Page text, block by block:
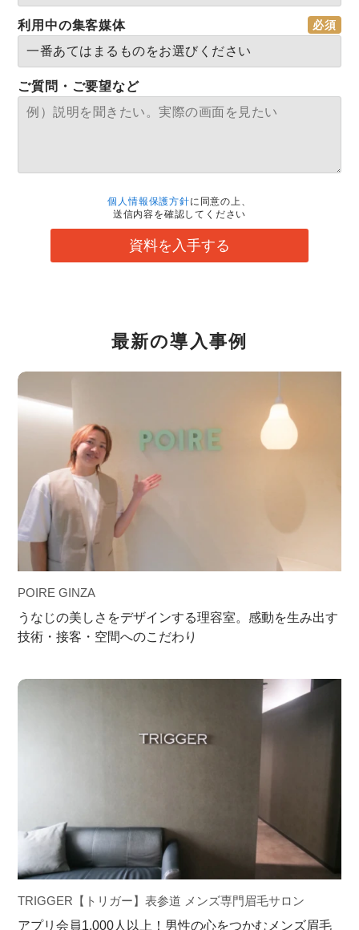
利用中の集客媒体
ご質問・ご要望など
個人情報保護方針に同意の上、
送信内容を確認してください
資料を入手する
最新の導入事例
POIRE GINZA
うなじの美しさをデザインする理容室。感動を生み出す
技術・接客・空間へのこだわり
TRIGGER【トリガー】表参道 メンズ専門眉毛サロン
アプリ会員1,000人以上！男性の心をつかむメンズ眉毛